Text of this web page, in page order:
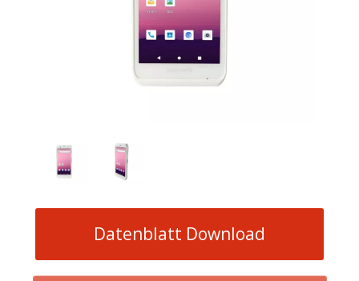
Datenblatt Download